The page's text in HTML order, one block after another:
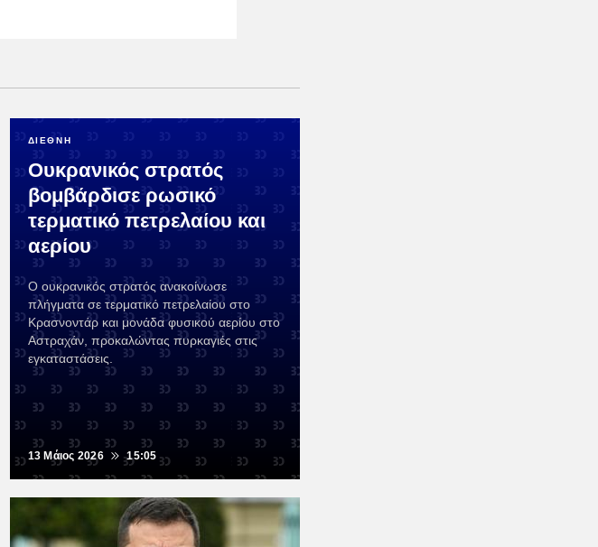
ΔΙΕΘΝΗ
Ουκρανικός στρατός
βομβάρδισε ρωσικό
τερματικό πετρελαίου και
αερίου
Ο ουκρανικός στρατός ανακοίνωσε
πλήγματα σε τερματικό πετρελαίου στο
Κρασνοντάρ και μονάδα φυσικού αερίου στο
Αστραχάν, προκαλώντας πυρκαγιές στις
εγκαταστάσεις.
13 Μάιος 2026 15:05